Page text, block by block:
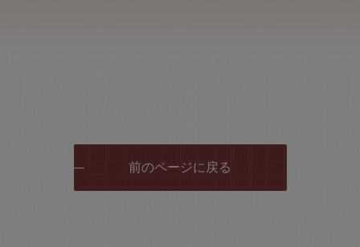
前のページに戻る